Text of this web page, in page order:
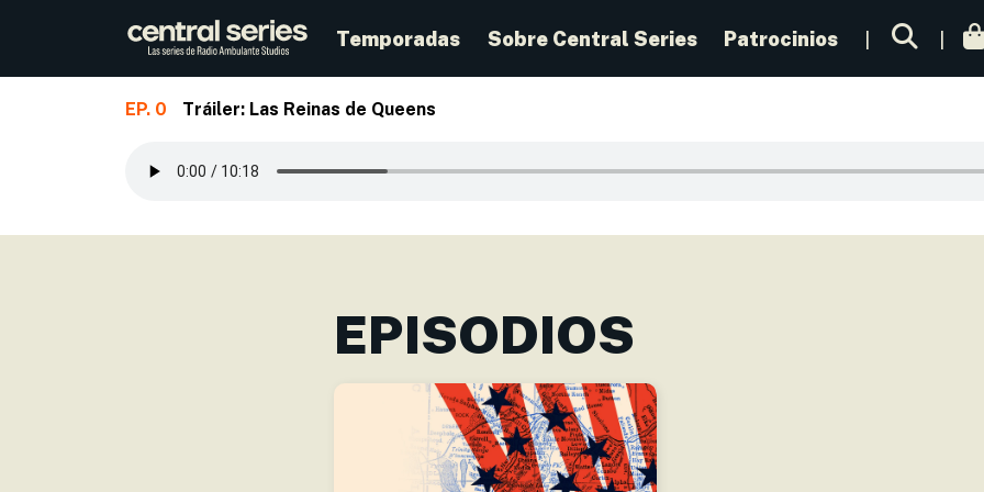
Temporadas Sobre Central Series Patrocinios
EP. 0 Tráiler: Las Reinas de Queens
EPISODIOS